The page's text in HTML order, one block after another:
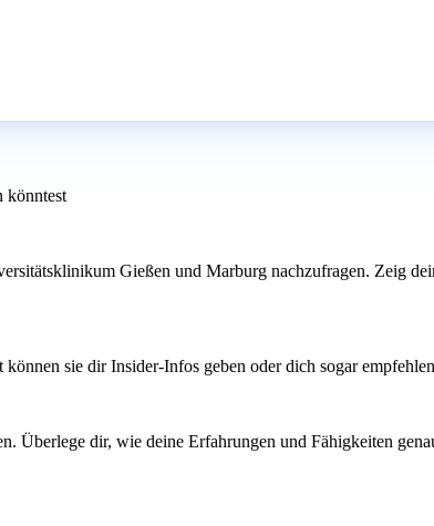
könntest
Gießen und Marburg nachzufragen. Zeig
sie dir Insider-Infos geben oder dich sogar
dir, wie deine Erfahrungen und Fähigkeiten